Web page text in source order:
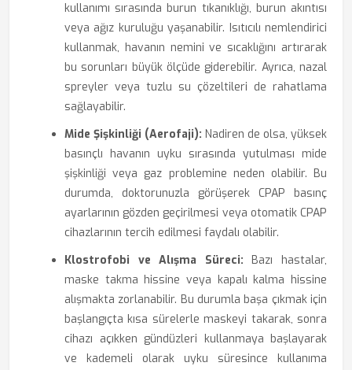
kullanımı sırasında burun tıkanıklığı, burun akıntısı
veya ağız kuruluğu yaşanabilir. Isıtıcılı nemlendirici
kullanmak, havanın nemini ve sıcaklığını artırarak
bu sorunları büyük ölçüde giderebilir. Ayrıca, nazal
spreyler veya tuzlu su çözeltileri de rahatlama
sağlayabilir.
Mide Şişkinliği (Aerofaji): Nadiren de olsa, yüksek
basınçlı havanın uyku sırasında yutulması mide
şişkinliği veya gaz problemine neden olabilir. Bu
durumda, doktorunuzla görüşerek CPAP basınç
ayarlarının gözden geçirilmesi veya otomatik CPAP
cihazlarının tercih edilmesi faydalı olabilir.
Klostrofobi ve Alışma Süreci: Bazı hastalar,
maske takma hissine veya kapalı kalma hissine
alışmakta zorlanabilir. Bu durumla başa çıkmak için
başlangıçta kısa sürelerle maskeyi takarak, sonra
cihazı açıkken gündüzleri kullanmaya başlayarak
ve kademeli olarak uyku süresince kullanıma